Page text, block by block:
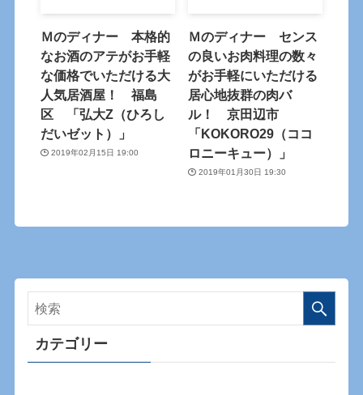
Ｍのディナー 本格的
なお酒のアテがお手軽
な価格でいただける大
人気居酒屋！ 福島
区 「弘大Z（ひろし
だいゼット）」
2019年02月15日 19:00
Ｍのディナー センス
の良いお肉料理の数々
がお手軽にいただける
居心地抜群の肉バ
ル！ 京田辺市
「KOKORO29（ココ
ロニーキュー）」
2019年01月30日 19:30
カテゴリー